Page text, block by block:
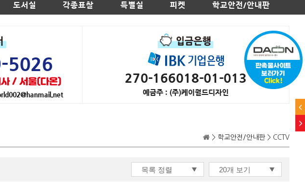
도서실 각종표찰 특별실 피켓 학교안전/안내판
5026
/ 서울(다온) 270-166018-01-013
예금주 : (주)케이월드디자인
> 학교안전/안내판 > CCTV
<
>